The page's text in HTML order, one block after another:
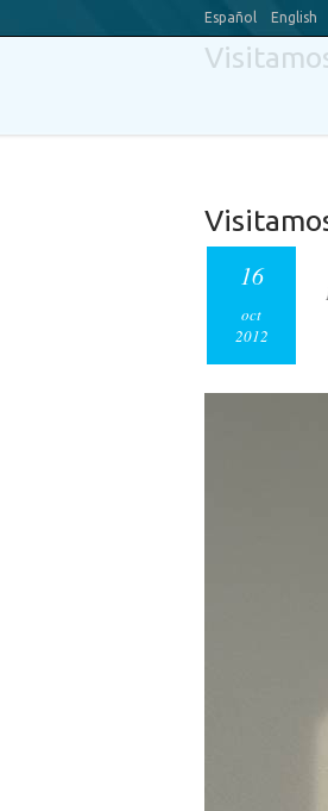
Español English
16
oct
2012